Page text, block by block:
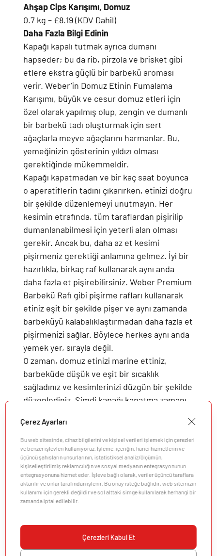
Ahşap Cips Karışımı, Domuz
0.7 kg – £8.19 (KDV Dahil)
Daha Fazla Bilgi Edinin
Kapağı kapalı tutmak ayrıca dumanı
hapseder; bu da rib, pirzola ve brisket gibi
etlere ekstra güçlü bir barbekü aroması
verir. Weber’in Domuz Etinin Fumalama
Karışımı, büyük ve cesur domuz etleri için
özel olarak yapılmış olup, zengin ve dumanlı
bir barbekü tadı oluşturmak için sert
ağaçlarla meyve ağaçlarını harmanlar. Bu,
yemeğinizin gösterinin yıldızı olması
gerektiğinde mükemmeldir.
Kapağı kapatmadan ve bir kaç saat boyunca
o aperatiflerin tadını çıkarırken, etinizi doğru
bir şekilde düzenlemeyi unutmayın. Her
kesimin etrafında, tüm taraflardan pişirilip
dumanlanabilmesi için yeterli alan olması
gerekir. Ancak bu, daha az et kesimi
pişirmeniz gerektiği anlamına gelmez. İyi bir
hazırlıkla, birkaç raf kullanarak aynı anda
daha fazla et pişirebilirsiniz. Weber Premium
Barbekü Rafı gibi pişirme rafları kullanarak
etiniz eşit bir şekilde pişer ve aynı zamanda
barbeküyü kalabalıklaştırmadan daha fazla et
pişirmenizi sağlar. Böylece herkes aynı anda
yemek yer, sırayla değil.
O zaman, domuz etinizi marine ettiniz,
barbeküde düşük ve eşit bir sıcaklık
sağladınız ve kesimlerinizi düzgün bir şekilde
düzenlediniz. Şimdi kapağı kapatma zamanı
sonunda kapağı açıp mükemmel şekilde
sulu, göz alıcı riblerinizi tüm aileye sunma
fikrini tadın.
Müşteri Desteği
Keşfedin
Çerez Ayarları
Bu web sitesinde, cihaz bilgilerini ve kişisel verileri işlemek için çerezleri
ve benzer işlevleri kullanıyoruz. İşleme, içeriğin, harici hizmetlerin ve
üçüncü şahısların unsurlarının, istatistiksel analiz/ölçümün,
kişiselleştirilmiş reklamcılığın ve sosyal medyanın entegrasyonunun
entegrasyonuna hizmet eder. İşleve bağlı olarak, veriler üçüncü taraflara
aktarılır ve onlar tarafından işlenir. Bu onay isteğe bağlıdır, web sitemizin
kullanımı için gerekli değildir ve sol alttaki simge kullanılarak herhangi bir
zamanda iptal edilebilir.
Çerezleri Kabul Et